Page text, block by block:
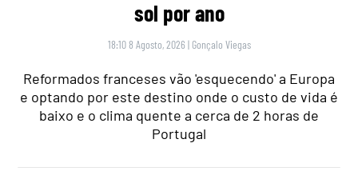
sol por ano
18:10 8 Agosto, 2026 | Gonçalo Viegas
Reformados franceses vão 'esquecendo' a Europa
e optando por este destino onde o custo de vida é
baixo e o clima quente a cerca de 2 horas de
Portugal